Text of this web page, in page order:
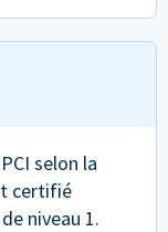
selon la
certifié
niveau 1.